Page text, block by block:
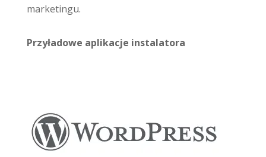
marketingu.
Przyładowe aplikacje instalatora